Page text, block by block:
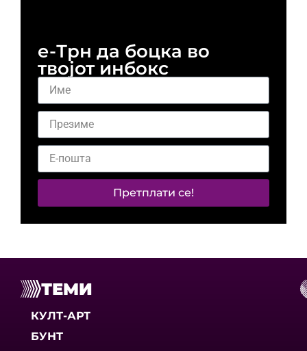
е-Трн да боцка во
твојот инбокс
Претплати се!
ТЕМИ
КУЛТ-АРТ
БУНТ